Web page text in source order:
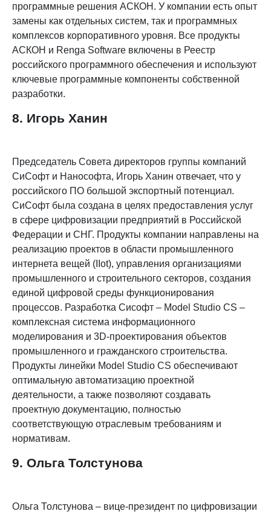
программные решения АСКОН. У компании есть опыт
замены как отдельных систем, так и программных
комплексов корпоративного уровня. Все продукты
АСКОН и Renga Software включены в Реестр
российского программного обеспечения и используют
ключевые программные компоненты собственной
разработки.
8. Игорь Ханин
Председатель Совета директоров группы компаний
СиСофт и Нанософта, Игорь Ханин отвечает, что у
российского ПО большой экспортный потенциал.
CиСофт была создана в целях предоставления услуг
в сфере цифровизации предприятий в Российской
Федерации и СНГ. Продукты компании направлены на
реализацию проектов в области промышленного
интернета вещей (IIot), управления организациями
промышленного и строительного секторов, создания
единой цифровой среды функционирования
процессов. Разработка Сисофт – Model Studio CS –
комплексная система информационного
моделирования и 3D-проектирования объектов
промышленного и гражданского строительства.
Продукты линейки Model Studio CS обеспечивают
оптимальную автоматизацию проектной
деятельности, а также позволяют создавать
проектную документацию, полностью
соответствующую отраслевым требованиям и
нормативам.
9. Ольга Толстунова
Ольга Толстунова – вице-президент по цифровизации